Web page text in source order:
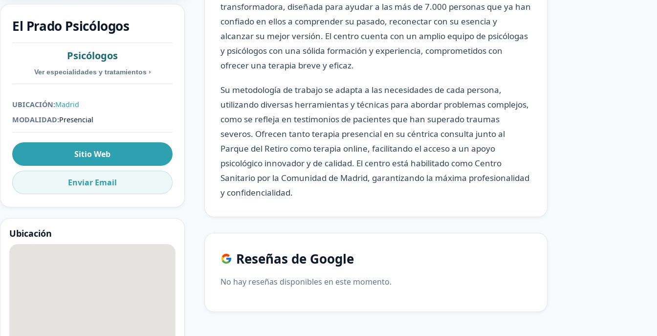
El Prado Psicólogos
Psicólogos
Ver especialidades y tratamientos ›
UBICACIÓN:Madrid
MODALIDAD:Presencial
Sitio Web
Enviar Email
Ubicación
transformadora, diseñada para ayudar a las más de 7.000 personas que ya han
confiado en ellos a comprender su pasado, reconectar con su esencia y
alcanzar su mejor versión. El centro cuenta con un amplio equipo de psicólogas
y psicólogos con una sólida formación y experiencia, comprometidos con
ofrecer una terapia breve y eficaz.
Su metodología de trabajo se adapta a las necesidades de cada persona,
utilizando diversas herramientas y técnicas para abordar problemas complejos,
como se refleja en testimonios de pacientes que han superado traumas
severos. Ofrecen tanto terapia presencial en su céntrica consulta junto al
Parque del Retiro como terapia online, facilitando el acceso a un apoyo
psicológico innovador y de calidad. El centro está habilitado como Centro
Sanitario por la Comunidad de Madrid, garantizando la máxima profesionalidad
y confidencialidad.
Reseñas de Google
No hay reseñas disponibles en este momento.